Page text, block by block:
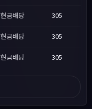
현금배당 305
현금배당 305
현금배당 305